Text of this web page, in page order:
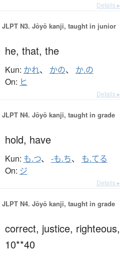
Details ▸
JLPT N3. Jōyō kanji, taught in junior
he, that, the
Kun: かれ、 かの、 か.の
On: ヒ
Details ▸
JLPT N4. Jōyō kanji, taught in grade
hold, have
Kun: も.つ、 -も.ち、 も.てる
On: ジ
Details ▸
JLPT N4. Jōyō kanji, taught in grade
correct, justice, righteous,
10**40